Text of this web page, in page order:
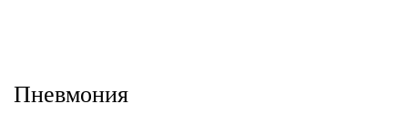
Пневмония